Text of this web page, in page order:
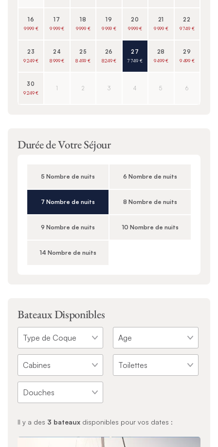
16
9 999 €
17
9 999 €
18
9 999 €
19
9 999 €
20
9 999 €
21
9 999 €
22
9 749 €
23
9 249 €
24
8 999 €
25
8 499 €
26
8 249 €
27
7 749 €
28
9 499 €
29
9 499 €
30
9 249 €
1 2 3 4 5 6
Durée de Votre Séjour
5 Nombre de nuits 6 Nombre de nuits
7 Nombre de nuits 8 Nombre de nuits
9 Nombre de nuits 10 Nombre de nuits
14 Nombre de nuits
Bateaux Disponibles
Il y a des 3 bateauxdisponibles pour vos dates :